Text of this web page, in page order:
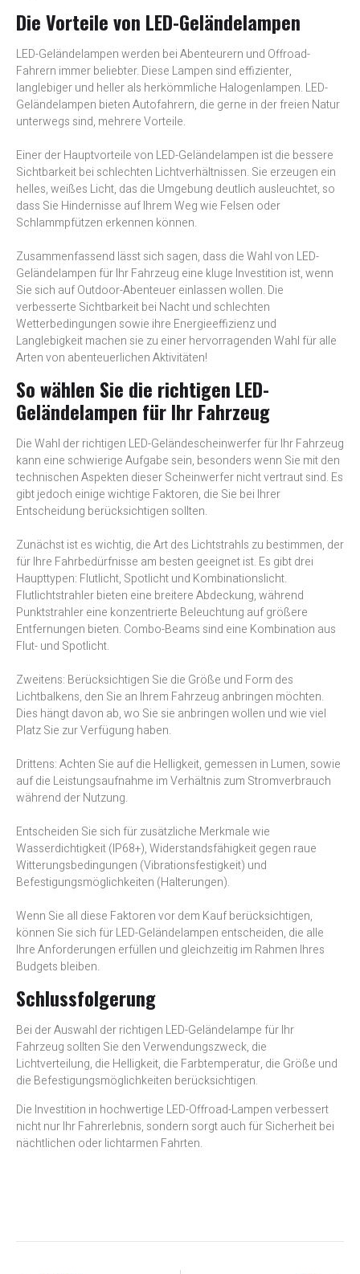
Die Vorteile von LED-Geländelampen
LED-Geländelampen werden bei Abenteurern und Offroad-
Fahrern immer beliebter. Diese Lampen sind effizienter,
langlebiger und heller als herkömmliche Halogenlampen. LED-
Geländelampen bieten Autofahrern, die gerne in der freien Natur
unterwegs sind, mehrere Vorteile.
Einer der Hauptvorteile von LED-Geländelampen ist die bessere
Sichtbarkeit bei schlechten Lichtverhältnissen. Sie erzeugen ein
helles, weißes Licht, das die Umgebung deutlich ausleuchtet, so
dass Sie Hindernisse auf Ihrem Weg wie Felsen oder
Schlammpfützen erkennen können.
Zusammenfassend lässt sich sagen, dass die Wahl von LED-
Geländelampen für Ihr Fahrzeug eine kluge Investition ist, wenn
Sie sich auf Outdoor-Abenteuer einlassen wollen. Die
verbesserte Sichtbarkeit bei Nacht und schlechten
Wetterbedingungen sowie ihre Energieeffizienz und
Langlebigkeit machen sie zu einer hervorragenden Wahl für alle
Arten von abenteuerlichen Aktivitäten!
So wählen Sie die richtigen LED-
Geländelampen für Ihr Fahrzeug
Die Wahl der richtigen LED-Geländescheinwerfer für Ihr Fahrzeug
kann eine schwierige Aufgabe sein, besonders wenn Sie mit den
technischen Aspekten dieser Scheinwerfer nicht vertraut sind. Es
gibt jedoch einige wichtige Faktoren, die Sie bei Ihrer
Entscheidung berücksichtigen sollten.
Zunächst ist es wichtig, die Art des Lichtstrahls zu bestimmen, der
für Ihre Fahrbedürfnisse am besten geeignet ist. Es gibt drei
Haupttypen: Flutlicht, Spotlicht und Kombinationslicht.
Flutlichtstrahler bieten eine breitere Abdeckung, während
Punktstrahler eine konzentrierte Beleuchtung auf größere
Entfernungen bieten. Combo-Beams sind eine Kombination aus
Flut- und Spotlicht.
Zweitens: Berücksichtigen Sie die Größe und Form des
Lichtbalkens, den Sie an Ihrem Fahrzeug anbringen möchten.
Dies hängt davon ab, wo Sie sie anbringen wollen und wie viel
Platz Sie zur Verfügung haben.
Drittens: Achten Sie auf die Helligkeit, gemessen in Lumen, sowie
auf die Leistungsaufnahme im Verhältnis zum Stromverbrauch
während der Nutzung.
Entscheiden Sie sich für zusätzliche Merkmale wie
Wasserdichtigkeit (IP68+), Widerstandsfähigkeit gegen raue
Witterungsbedingungen (Vibrationsfestigkeit) und
Befestigungsmöglichkeiten (Halterungen).
Wenn Sie all diese Faktoren vor dem Kauf berücksichtigen,
können Sie sich für LED-Geländelampen entscheiden, die alle
Ihre Anforderungen erfüllen und gleichzeitig im Rahmen Ihres
Budgets bleiben.
Schlussfolgerung
Bei der Auswahl der richtigen LED-Geländelampe für Ihr
Fahrzeug sollten Sie den Verwendungszweck, die
Lichtverteilung, die Helligkeit, die Farbtemperatur, die Größe und
die Befestigungsmöglichkeiten berücksichtigen.
Die Investition in hochwertige LED-Offroad-Lampen verbessert
nicht nur Ihr Fahrerlebnis, sondern sorgt auch für Sicherheit bei
nächtlichen oder lichtarmen Fahrten.